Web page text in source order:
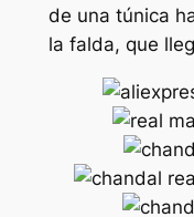
de una túnica
la falda, que